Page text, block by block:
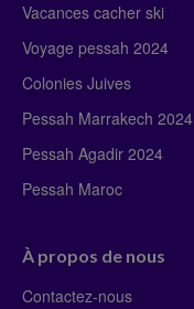
Vacances cacher ski
Voyage pessah 2024
Colonies Juives
Pessah Marrakech 2024
Pessah Agadir 2024
Pessah Maroc
À propos de nous
Contactez-nous